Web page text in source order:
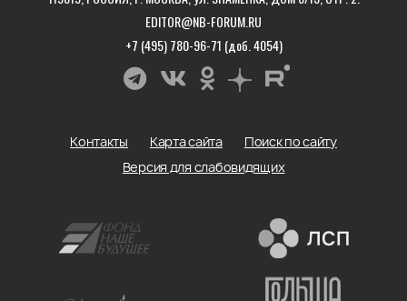
EDITOR@NB-FORUM.RU
+7 (495) 780-96-71 (доб. 4054)
Контакты Карта сайта
Поиск по сайту
Версия для слабовидящих